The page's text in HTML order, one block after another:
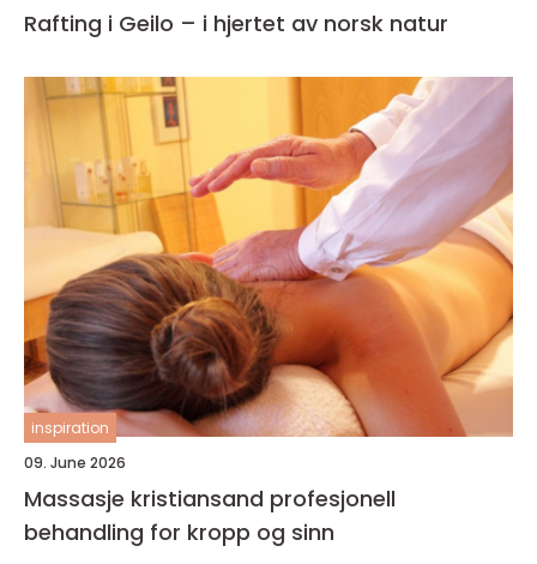
Rafting i Geilo – i hjertet av norsk natur
inspiration
09. June 2026
Massasje kristiansand profesjonell
behandling for kropp og sinn